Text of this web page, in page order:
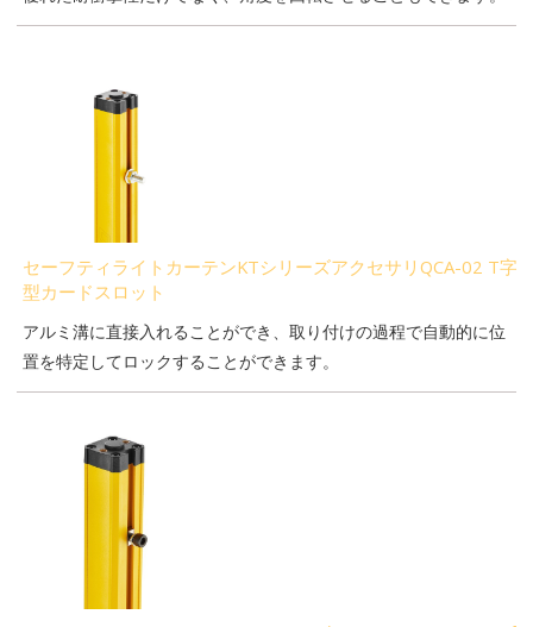
セーフティライトカーテンKTシリーズアクセサリQCA-02 T字
型カードスロット
アルミ溝に直接入れることができ、取り付けの過程で自動的に位
置を特定してロックすることができます。